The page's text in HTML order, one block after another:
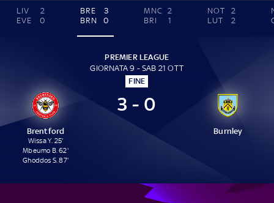
LIV
2
EVE
0
BRE
3
BRN
0
MNC 2
BRI
1
NOT
2
LUT
2
PREMIER LEAGUE
GIORNATA 9 - SAB 21 OTT
FINE
Brentford
Wissa Y. 25'
Mbeumo B. 62'
Ghoddos S. 87'
3 - 0
Burnley